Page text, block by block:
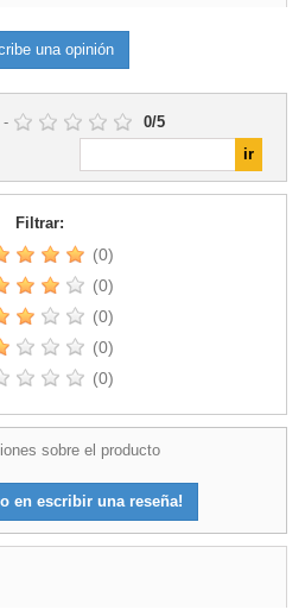
una opinión
- 0/5
Filtrar:
(0)
(0)
(0)
(0)
(0)
sobre el producto
en escribir una reseña!